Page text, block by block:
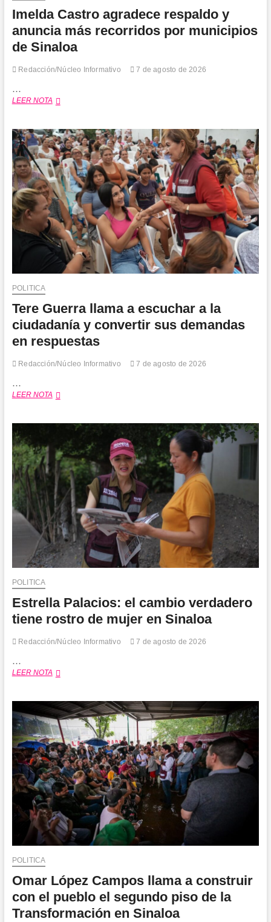
Imelda Castro agradece respaldo y
anuncia más recorridos por municipios
de Sinaloa
Redacción/Núcleo Informativo 7 de agosto de 2026
…
LEER NOTAImelda
respaldo
y
anuncia
más
recorridos
por
municipios
de
Sinaloa
POLITICA
Tere Guerra llama a escuchar a la
ciudadanía y convertir sus demandas
en respuestas
Redacción/Núcleo Informativo 7 de agosto de 2026
…
LEER NOTATere
escuchar
a
la
ciudadanía
convertir
sus
demandas
en
respuestas
POLITICA
Estrella Palacios: el cambio verdadero
tiene rostro de mujer en Sinaloa
Redacción/Núcleo Informativo 7 de agosto de 2026
…
LEER NOTAEstrella
cambio
verdadero
tiene
rostro
de
mujer
en
Sinaloa
POLITICA
Omar López Campos llama a construir
con el pueblo el segundo piso de la
Transformación en Sinaloa